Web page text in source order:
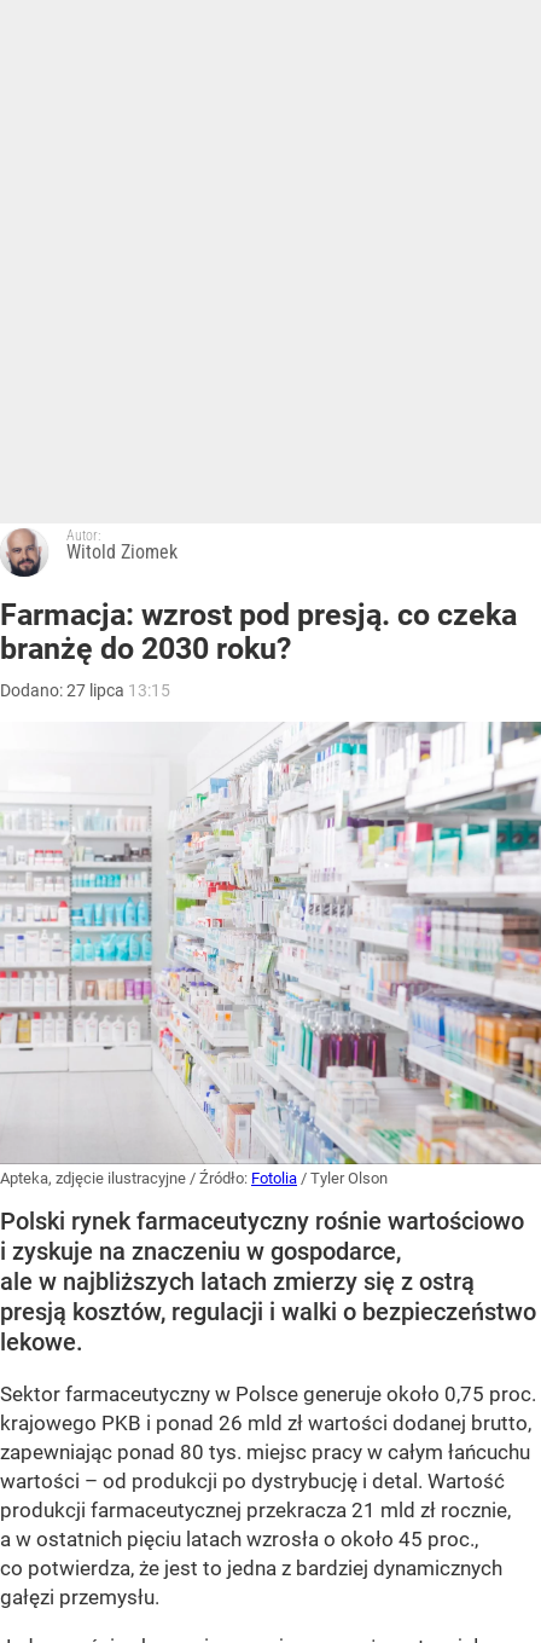
Autor:
Witold Ziomek
Farmacja: wzrost pod presją. co czeka
branżę do 2030 roku?
Dodano:27 lipca 13:15
Apteka, zdjęcie ilustracyjne / Źródło: Fotolia / Tyler Olson
Polski rynek farmaceutyczny rośnie wartościowo
i zyskuje na znaczeniu w gospodarce,
ale w najbliższych latach zmierzy się z ostrą
presją kosztów, regulacji i walki o bezpieczeństwo
lekowe.
Sektor farmaceutyczny w Polsce generuje około 0,75 proc.
krajowego PKB i ponad 26 mld zł wartości dodanej brutto,
zapewniając ponad 80 tys. miejsc pracy w całym łańcuchu
wartości – od produkcji po dystrybucję i detal. Wartość
produkcji farmaceutycznej przekracza 21 mld zł rocznie,
a w ostatnich pięciu latach wzrosła o około 45 proc.,
co potwierdza, że jest to jedna z bardziej dynamicznych
gałęzi przemysłu.